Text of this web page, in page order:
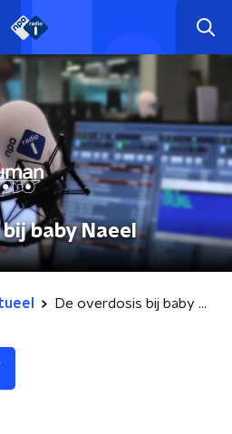
baby Naeel
De overdosis bij baby Naeel